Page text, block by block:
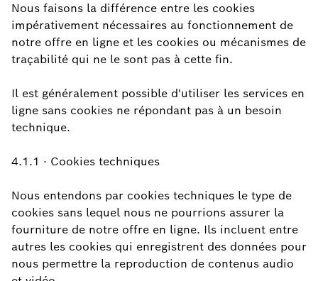
Nous faisons la différence entre les cookies
impérativement nécessaires au fonctionnement de
notre offre en ligne et les cookies ou mécanismes de
traçabilité qui ne le sont pas à cette fin.
Il est généralement possible d'utiliser les services en
ligne sans cookies ne répondant pas à un besoin
technique.
4.1.1 · Cookies techniques
Nous entendons par cookies techniques le type de
cookies sans lequel nous ne pourrions assurer la
fourniture de notre offre en ligne. Ils incluent entre
autres les cookies qui enregistrent des données pour
nous permettre la reproduction de contenus audio